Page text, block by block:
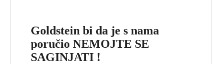
Goldstein bi da je s nama
poručio NEMOJTE SE
SAGINJATI !